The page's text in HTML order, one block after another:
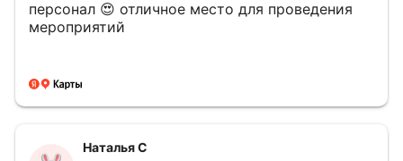
персонал 😍 отличное место для проведения
мероприятий
Наталья С